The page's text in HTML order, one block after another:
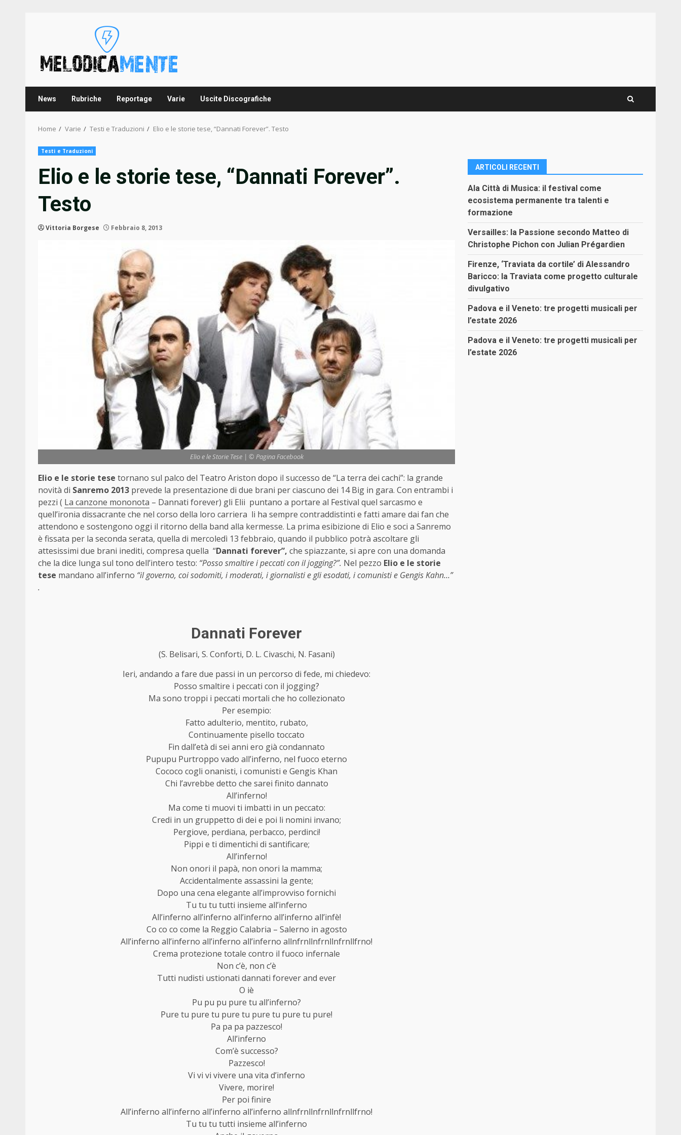
News Rubriche Reportage Varie Uscite Discografiche
Home Varie Testi e Traduzioni Elio e le storie tese, “Dannati Forever”. Testo
Testi e Traduzioni
Elio e le storie tese, “Dannati Forever”.
Testo
Vittoria Borgese Febbraio 8, 2013
Elio e le Storie Tese | © Pagina Facebook
Elio e le storie tese tornano sul palco del Teatro Ariston dopo il successo de “La terra dei cachi”: la grande
novità di Sanremo 2013 prevede la presentazione di due brani per ciascuno dei 14 Big in gara. Con entrambi i
pezzi ( La canzone mononota – Dannati forever) gli Elii puntano a portare al Festival quel sarcasmo e
quell’ironia dissacrante che nel corso della loro carriera li ha sempre contraddistinti e fatti amare dai fan che
attendono e sostengono oggi il ritorno della band alla kermesse. La prima esibizione di Elio e soci a Sanremo
è fissata per la seconda serata, quella di mercoledì 13 febbraio, quando il pubblico potrà ascoltare gli
attesissimi due brani inediti, compresa quella “Dannati forever”, che spiazzante, si apre con una domanda
che la dice lunga sul tono dell’intero testo: “Posso smaltire i peccati con il jogging?”. Nel pezzo Elio e le storie
tese mandano all’inferno “il governo, coi sodomiti, i moderati, i giornalisti e gli esodati, i comunisti e Gengis Kahn…”
.
Dannati Forever
(S. Belisari, S. Conforti, D. L. Civaschi, N. Fasani)
Ieri, andando a fare due passi in un percorso di fede, mi chiedevo:
Posso smaltire i peccati con il jogging?
Ma sono troppi i peccati mortali che ho collezionato
Per esempio:
Fatto adulterio, mentito, rubato,
Continuamente pisello toccato
Fin dall’età di sei anni ero già condannato
Pupupu Purtroppo vado all’inferno, nel fuoco eterno
Cococo cogli onanisti, i comunisti e Gengis Khan
Chi l’avrebbe detto che sarei finito dannato
All’inferno!
Ma come ti muovi ti imbatti in un peccato:
Credi in un gruppetto di dei e poi li nomini invano;
Pergiove, perdiana, perbacco, perdinci!
Pippi e ti dimentichi di santificare;
All’inferno!
Non onori il papà, non onori la mamma;
Accidentalmente assassini la gente;
Dopo una cena elegante all’improvviso fornichi
Tu tu tu tutti insieme all’inferno
All’inferno all’inferno all’inferno all’inferno all’infè!
Co co co come la Reggio Calabria – Salerno in agosto
All’inferno all’inferno all’inferno all’inferno allnfrnllnfrnllnfrnllfrno!
Crema protezione totale contro il fuoco infernale
Non c’è, non c’è
Tutti nudisti ustionati dannati forever and ever
O iè
Pu pu pu pure tu all’inferno?
Pure tu pure tu pure tu pure tu pure tu pure!
Pa pa pa pazzesco!
All’inferno
Com’è successo?
Pazzesco!
Vi vi vi vivere una vita d’inferno
Vivere, morire!
Per poi finire
All’inferno all’inferno all’inferno all’inferno allnfrnllnfrnllnfrnllfrno!
Tu tu tu tutti insieme all’inferno
ARTICOLI RECENTI
Ala Città di Musica: il festival come
ecosistema permanente tra talenti e
formazione
Versailles: la Passione secondo Matteo di
Christophe Pichon con Julian Prégardien
Firenze, ‘Traviata da cortile’ di Alessandro
Baricco: la Traviata come progetto culturale
divulgativo
Padova e il Veneto: tre progetti musicali per
l’estate 2026
Padova e il Veneto: tre progetti musicali per
l’estate 2026